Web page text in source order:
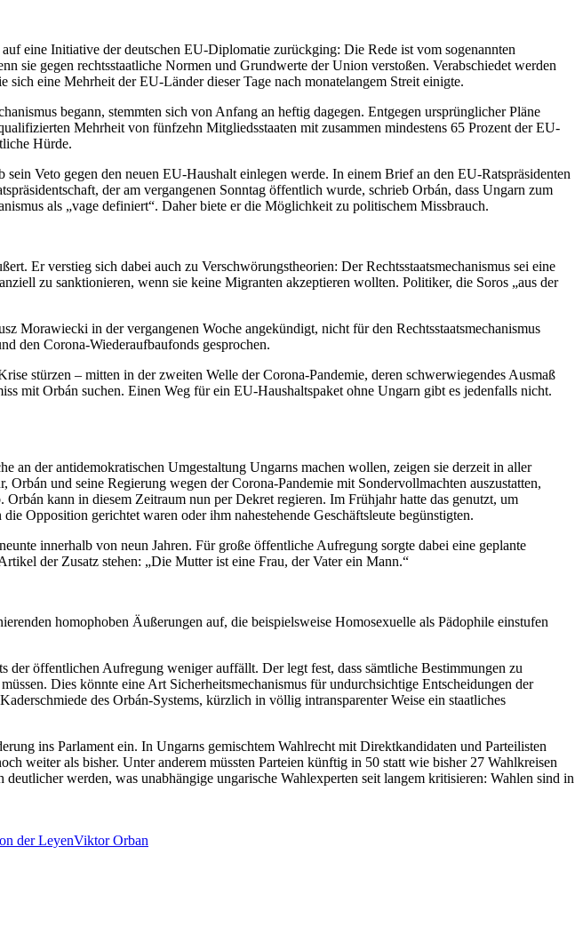
eine Initiative der deutschen EU-Diplomatie zurückging: Die Rede ist vom sogenannten
sie gegen rechtsstaatliche Normen und Grundwerte der Union verstoßen. Verabschiedet werden
eine Mehrheit der EU-Länder dieser Tage nach monatelangem Streit einigte.
begann, stemmten sich von Anfang an heftig dagegen. Entgegen ursprünglicher Pläne
Mehrheit von fünfzehn Mitgliedsstaaten mit zusammen mindestens 65 Prozent der EU-
Hürde.
Veto gegen den neuen EU-Haushalt einlegen werde. In einem Brief an den EU-Ratspräsidenten
der am vergangenen Sonntag öffentlich wurde, schrieb Orbán, dass Ungarn zum
als „vage definiert“. Daher biete er die Möglichkeit zu politischem Missbrauch.
Er verstieg sich dabei auch zu Verschwörungstheorien: Der Rechtsstaatsmechanismus sei eine
zu sanktionieren, wenn sie keine Migranten akzeptieren wollten. Politiker, die Soros „aus der
Morawiecki in der vergangenen Woche angekündigt, nicht für den Rechtsstaatsmechanismus
den Corona-Wiederaufbaufonds gesprochen.
stürzen – mitten in der zweiten Welle der Corona-Pandemie, deren schwerwiegendes Ausmaß
mit Orbán suchen. Einen Weg für ein EU-Haushaltspaket ohne Ungarn gibt es jedenfalls nicht.
an der antidemokratischen Umgestaltung Ungarns machen wollen, zeigen sie derzeit in aller
und seine Regierung wegen der Corona-Pandemie mit Sondervollmachten auszustatten,
kann in diesem Zeitraum nun per Dekret regieren. Im Frühjahr hatte das genutzt, um
Opposition gerichtet waren oder ihm nahestehende Geschäftsleute begünstigten.
innerhalb von neun Jahren. Für große öffentliche Aufregung sorgte dabei eine geplante
der Zusatz stehen: „Die Mutter ist eine Frau, der Vater ein Mann.“
homophoben Äußerungen auf, die beispielsweise Homosexuelle als Pädophile einstufen
der öffentlichen Aufregung weniger auffällt. Der legt fest, dass sämtliche Bestimmungen zu
Dies könnte eine Art Sicherheitsmechanismus für undurchsichtige Entscheidungen der
des Orbán-Systems, kürzlich in völlig intransparenter Weise ein staatliches
ins Parlament ein. In Ungarns gemischtem Wahlrecht mit Direktkandidaten und Parteilisten
weiter als bisher. Unter anderem müssten Parteien künftig in 50 statt wie bisher 27 Wahlkreisen
werden, was unabhängige ungarische Wahlexperten seit langem kritisieren: Wahlen sind in
der LeyenViktor Orban